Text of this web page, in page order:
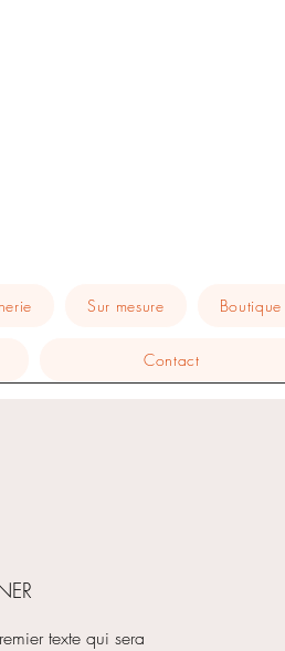
Sur mesure Boutique
Contact
texte qui sera